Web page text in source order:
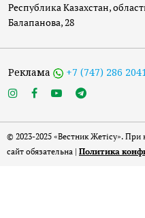
Республика Казахстан,
Балапанова, 28
Реклама +7 (747) 286
© 2023-2025 «Вестник Жетісу».
сайт обязательна | Политика